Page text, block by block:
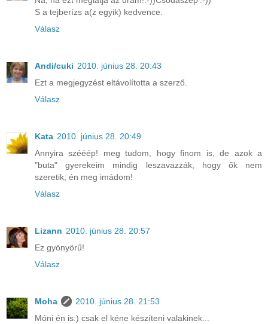
S a tejberízs a(z egyik) kedvence.
Válasz
Andi/cuki 2010. június 28. 20:43
Ezt a megjegyzést eltávolította a szerző.
Válasz
Kata 2010. június 28. 20:49
Annyira szééép! meg tudom, hogy finom is, de azok a
"buta" gyerekeim mindig leszavazzák, hogy ők nem
szeretik, én meg imádom!
Válasz
Lizann 2010. június 28. 20:57
Ez gyönyörű!
Válasz
Moha
2010. június 28. 21:53
Móni én is:) csak el kéne készíteni valakinek...